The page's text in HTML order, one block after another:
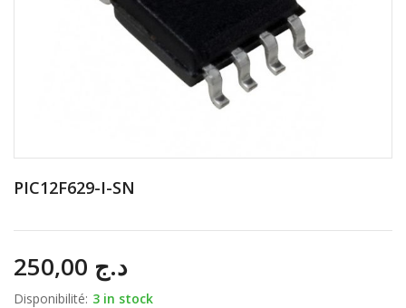
PIC12F629-I-SN
د.ج
Disponibilité: 3 in stock